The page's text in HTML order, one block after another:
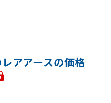
アアースの価格